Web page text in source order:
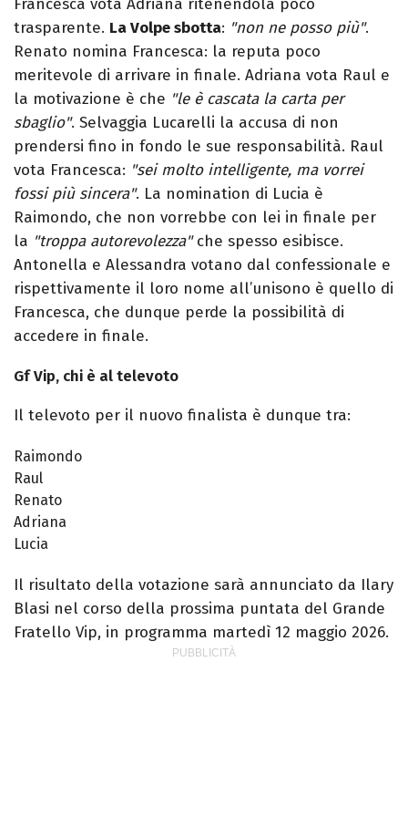
Francesca vota Adriana ritenendola poco
trasparente. La Volpe sbotta: "non ne posso più".
Renato nomina Francesca: la reputa poco
meritevole di arrivare in finale. Adriana vota Raul e
la motivazione è che "le è cascata la carta per
sbaglio". Selvaggia Lucarelli la accusa di non
prendersi fino in fondo le sue responsabilità. Raul
vota Francesca: "sei molto intelligente, ma vorrei
fossi più sincera". La nomination di Lucia è
Raimondo, che non vorrebbe con lei in finale per
la "troppa autorevolezza"che spesso esibisce.
Antonella e Alessandra votano dal confessionale e
rispettivamente il loro nome all’unisono è quello di
Francesca, che dunque perde la possibilità di
accedere in finale.
Gf Vip, chi è al televoto
Il televoto per il nuovo finalista è dunque tra:
Raimondo
Raul
Renato
Adriana
Lucia
Il risultato della votazione sarà annunciato da Ilary
Blasi nel corso della prossima puntata del Grande
Fratello Vip, in programma martedì 12 maggio 2026.